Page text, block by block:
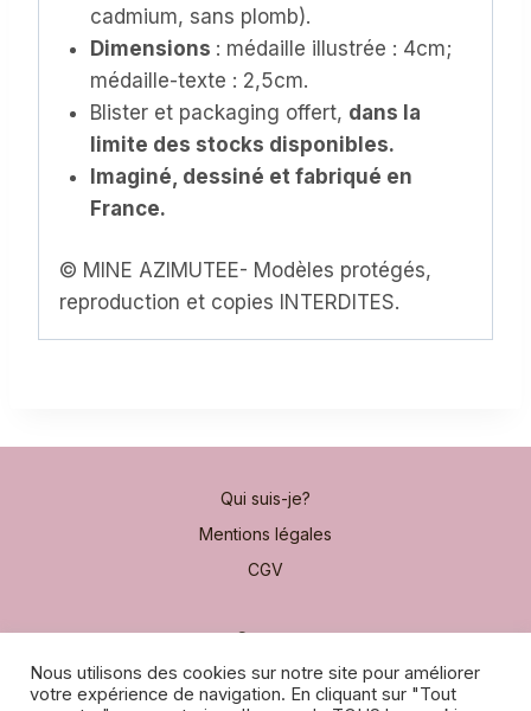
cadmium, sans plomb).
Dimensions : médaille illustrée : 4cm;
médaille-texte : 2,5cm.
Blister et packaging offert, dans la
limite des stocks disponibles.
Imaginé, dessiné et fabriqué en
France.
© MINE AZIMUTEE- Modèles protégés,
reproduction et copies INTERDITES.
Qui suis-je?
Mentions légales
CGV
Contact
Moyens de paiement
Nous utilisons des cookies sur notre site pour améliorer
votre expérience de navigation. En cliquant sur "Tout